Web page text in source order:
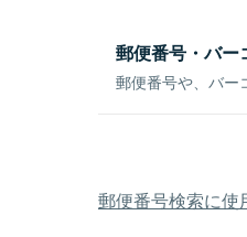
郵便番号・バー
郵便番号や、バー
郵便番号検索に使